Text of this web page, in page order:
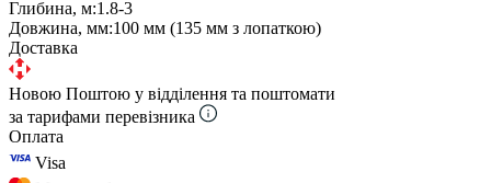
Глибина, м:1.8-3
Довжина, мм:100 мм (135 мм з лопаткою)
Доставка
Новою Поштою у відділення та поштомати
за тарифами перевізника
Оплата
Visa